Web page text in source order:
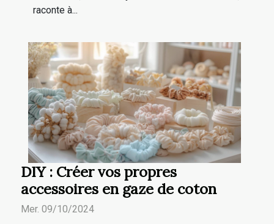
raconte à...
DIY : Créer vos propres
accessoires en gaze de coton
Mer. 09/10/2024